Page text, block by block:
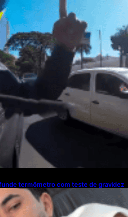
termômetro com teste de gravidez
nas redes sociais